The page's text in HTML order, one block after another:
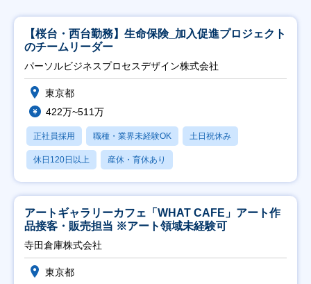
【桜台・西台勤務】生命保険_加入促進プロジェクト
のチームリーダー
パーソルビジネスプロセスデザイン株式会社
東京都
422万~511万
正社員採用 職種・業界未経験OK 土日祝休み
休日120日以上 産休・育休あり
アートギャラリーカフェ「WHAT CAFE」アート作
品接客・販売担当 ※アート領域未経験可
寺田倉庫株式会社
東京都